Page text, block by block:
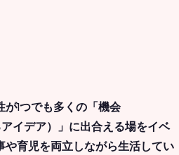
1つでも多くの「機会
イデア）」に出合える場をイベ
育児を両立しながら生活してい